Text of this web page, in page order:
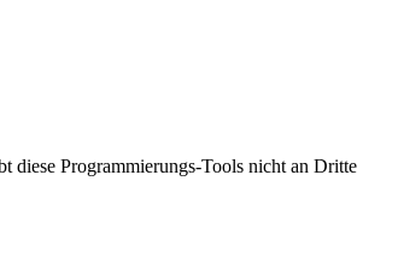
diese Programmierungs-Tools nicht an Dritte